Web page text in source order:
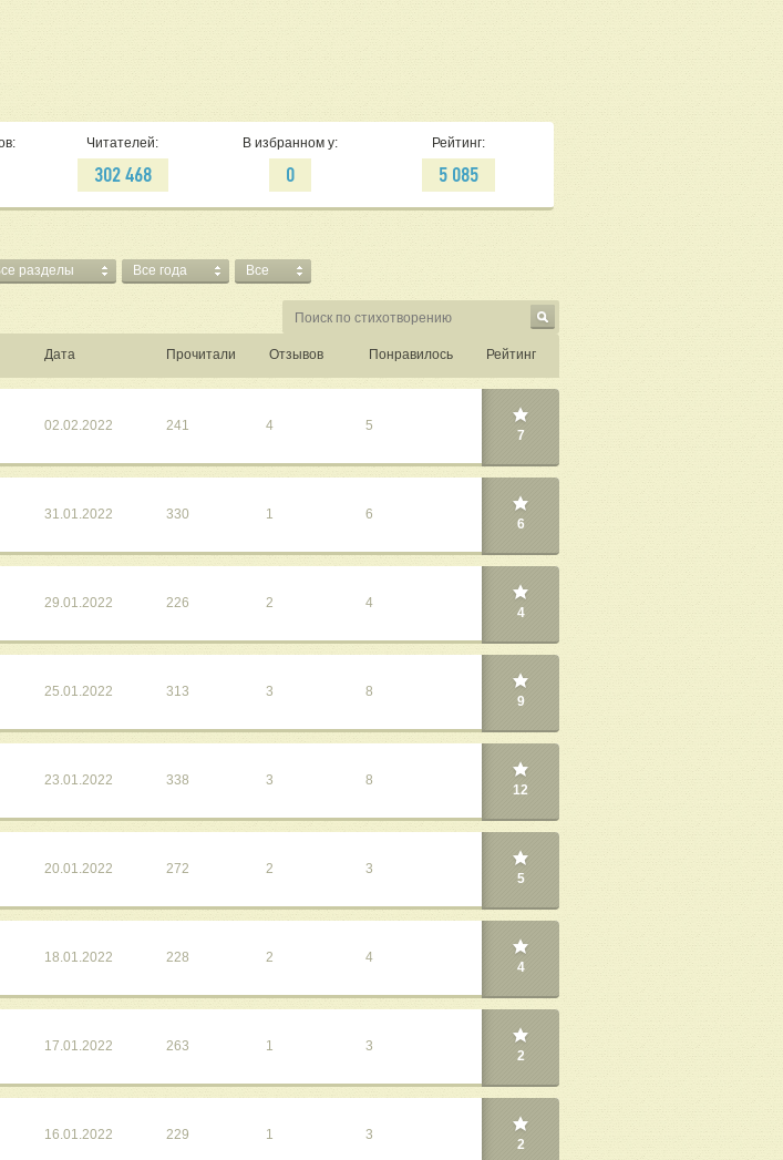
Читателей:
302 468
В избранном у:
0
Рейтинг:
5 085
разделы Все года Все
Дата Прочитали Отзывов Понравилось Рейтинг
02.02.2022 241 4 5
7
31.01.2022 330 1 6
6
29.01.2022 226 2 4
4
25.01.2022 313 3 8
9
23.01.2022 338 3 8
12
20.01.2022 272 2 3
5
18.01.2022 228 2 4
4
17.01.2022 263 1 3
2
16.01.2022 229 1 3
2